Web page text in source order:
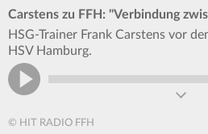
Carstens zu FFH: "Verbindung
HSG-Trainer Frank Carstens vor
HSV Hamburg.
© HIT RADIO FFH